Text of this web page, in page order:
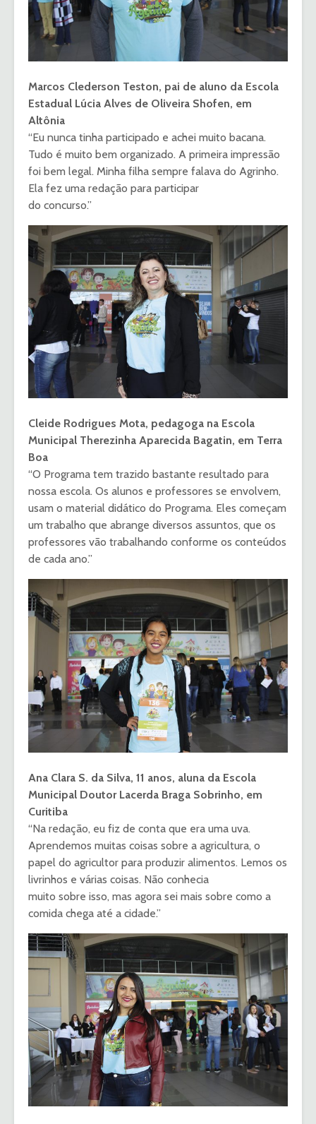
Marcos Clederson Teston, pai de aluno da Escola
Estadual Lúcia Alves de Oliveira Shofen, em
Altônia
“Eu nunca tinha participado e achei muito bacana.
Tudo é muito bem organizado. A primeira impressão
foi bem legal. Minha filha sempre falava do Agrinho.
Ela fez uma redação para participar
do concurso.”
Cleide Rodrigues Mota, pedagoga na Escola
Municipal Therezinha Aparecida Bagatin, em Terra
Boa
“O Programa tem trazido bastante resultado para
nossa escola. Os alunos e professores se envolvem,
usam o material didático do Programa. Eles começam
um trabalho que abrange diversos assuntos, que os
professores vão trabalhando conforme os conteúdos
de cada ano.”
Ana Clara S. da Silva, 11 anos, aluna da Escola
Municipal Doutor Lacerda Braga Sobrinho, em
Curitiba
“Na redação, eu fiz de conta que era uma uva.
Aprendemos muitas coisas sobre a agricultura, o
papel do agricultor para produzir alimentos. Lemos os
livrinhos e várias coisas. Não conhecia
muito sobre isso, mas agora sei mais sobre como a
comida chega até a cidade.”